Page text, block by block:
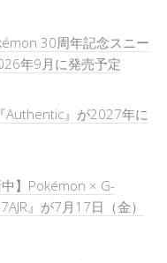
30周年記念スニー
年9月に発売予定
Authentic』が2027年に
中】Pokémon × G-
』が7月17日（金）